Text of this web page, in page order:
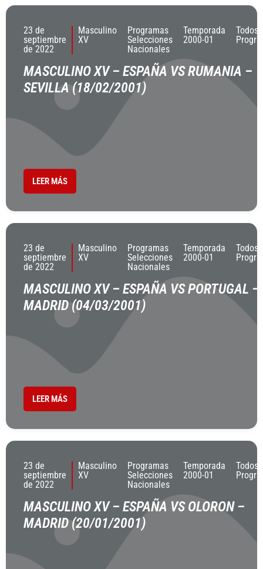
23 de
septiembre
de 2022
Masculino
XV
Programas
Selecciones
Nacionales
Temporada
2000-01
Todos
MASCULINO XV – ESPAÑA VS RUMANIA –
SEVILLA (18/02/2001)
LEER MÁS
23 de
septiembre
de 2022
Masculino
XV
Programas
Selecciones
Nacionales
Temporada
2000-01
Todos
MASCULINO XV – ESPAÑA VS PORTUGAL –
MADRID (04/03/2001)
LEER MÁS
23 de
septiembre
de 2022
Masculino
XV
Programas
Selecciones
Nacionales
Temporada
2000-01
Todos
MASCULINO XV – ESPAÑA VS OLORON –
MADRID (20/01/2001)